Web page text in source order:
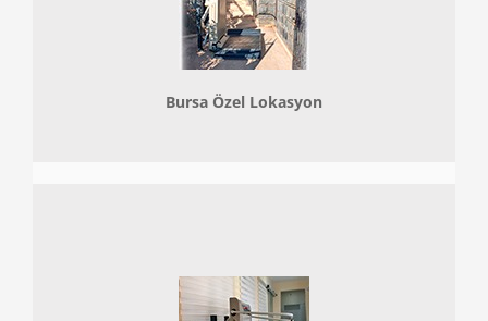
Bursa Özel Lokasyon